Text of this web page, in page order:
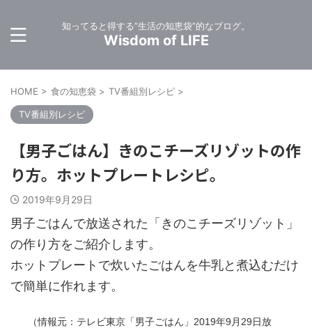
知ってると得する”生活の知恵袋”的なブログ。
Wisdom of LIFE
HOME > 食の知恵袋 > TV番組別レシピ >
TV番組別レシピ
【男子ごはん】きのこチーズリゾットの作
り方。ホットプレートレシピ。
2019年9月29日
男子ごはんで放送された「きのこチーズリゾット」
の作り方をご紹介します。
ホットプレートで炊いたごはんを牛乳と煮込むだけ
で簡単に作れます。
（情報元：テレビ東京「男子ごはん」2019年9月29日放